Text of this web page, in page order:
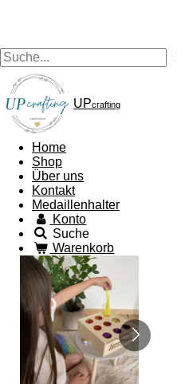
UPcrafting
Home
Shop
Über uns
Kontakt
Medaillenhalter
Konto
Suche
Warenkorb